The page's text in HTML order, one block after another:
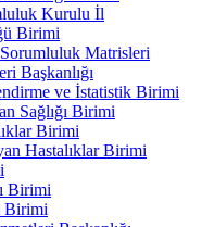
Kurulu İl
Birimi
Matrisleri
Başkanlığı
ve İstatistik Birimi
Sağlığı Birimi
Birimi
Hastalıklar Birimi
Birimi
Birimi